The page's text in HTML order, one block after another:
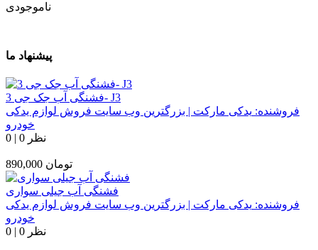
ناموجودی
پیشنهاد ما
فشنگی آب جک جی 3- J3
فروشنده: یدکی مارکت | بزرگترین وب سایت فروش لوازم یدکی
خودرو
0 | 0 نظر
890,000 تومان
فشنگی آب جیلی سواری
فروشنده: یدکی مارکت | بزرگترین وب سایت فروش لوازم یدکی
خودرو
0 | 0 نظر